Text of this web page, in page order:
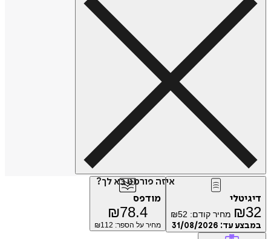
איזה פורמט בא לך?
דיגיטלי
₪32 מחיר קודם: ₪52
במבצע עד: 31/08/2026
מודפס
₪78.4
מחיר על הספר: ₪ 112